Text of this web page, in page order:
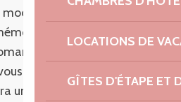
LOCATIONS DE
GÎTES D'ÉTAPE ET
pour vous
Que vous
caché ou un
ressourcer en bord de
une touche